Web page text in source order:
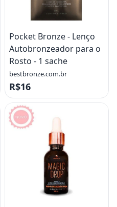
Pocket Bronze - Lenço
Autobronzeador para o
Rosto - 1 sache
bestbronze.com.br
R$16